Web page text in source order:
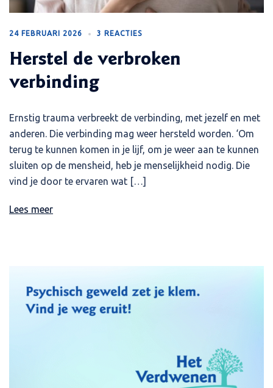
24 FEBRUARI 2026 3 REACTIES
Herstel de verbroken
verbinding
Ernstig trauma verbreekt de verbinding, met jezelf en met
anderen. Die verbinding mag weer hersteld worden. ‘Om
terug te kunnen komen in je lijf, om je weer aan te kunnen
sluiten op de mensheid, heb je menselijkheid nodig. Die
vind je door te ervaren wat […]
Lees meer